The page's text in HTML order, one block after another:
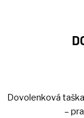
TELOVÉ MLIEKA
Dovolenková
–